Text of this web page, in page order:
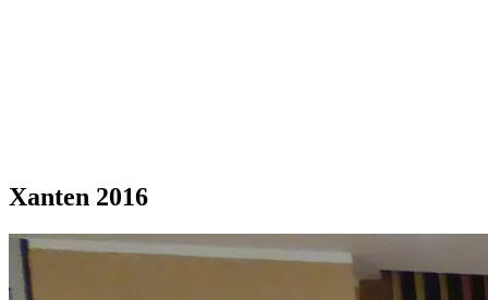
Xanten 2016